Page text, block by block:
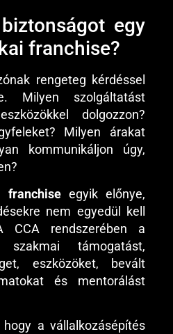
egy
franchise?
rengeteg kérdéssel
Milyen szolgáltatást
dolgozzon?
Milyen árakat
kommunikáljon úgy,
franchiseegyik előnye,
nem egyedül kell
CCA rendszerében a
támogatást,
eszközöket, bevált
és mentorálást
a vállalkozásépítés